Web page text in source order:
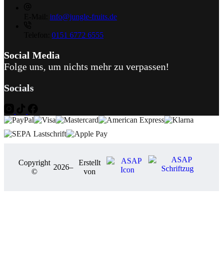
info@jungle-fruits.de
0151 6772 6555
Social Media
Folge uns, um nichts mehr zu verpassen!
Socials
Copyright
©
2026–
Erstellt
von